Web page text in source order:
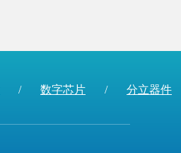
/ 数字芯片 / 分立器件